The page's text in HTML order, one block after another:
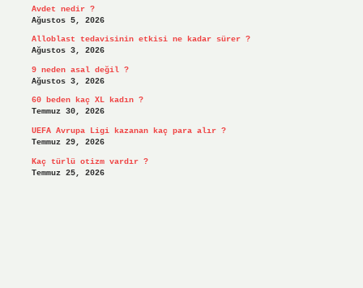
Avdet nedir ?
Ağustos 5, 2026
Alloblast tedavisinin etkisi ne kadar sürer ?
Ağustos 3, 2026
9 neden asal değil ?
Ağustos 3, 2026
60 beden kaç XL kadın ?
Temmuz 30, 2026
UEFA Avrupa Ligi kazanan kaç para alır ?
Temmuz 29, 2026
Kaç türlü otizm vardır ?
Temmuz 25, 2026